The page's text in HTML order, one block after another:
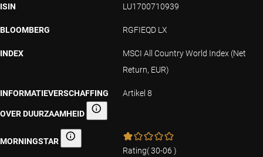
ISIN LU1700710939
BLOOMBERG RGFIEQD LX
INDEX
MSCI All Country World Index (Net
Return, EUR)
INFORMATIEVERSCHAFFING
OVER DUURZAAMHEID Informatieverschaffing over duurzaamheid
Artikel 8
MORNINGSTAR Morningstar
Rating(30-06 )